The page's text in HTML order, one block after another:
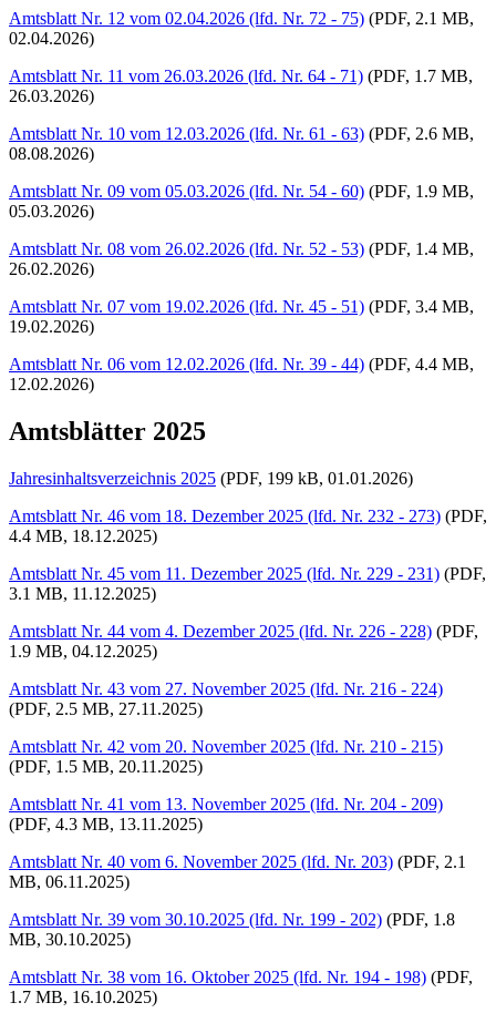
Amtsblatt Nr. 12 vom 02.04.2026 (lfd. Nr. 72 - 75) (PDF, 2.1 MB,
02.04.2026)
Amtsblatt Nr. 11 vom 26.03.2026 (lfd. Nr. 64 - 71) (PDF, 1.7 MB,
26.03.2026)
Amtsblatt Nr. 10 vom 12.03.2026 (lfd. Nr. 61 - 63) (PDF, 2.6 MB,
08.08.2026)
Amtsblatt Nr. 09 vom 05.03.2026 (lfd. Nr. 54 - 60) (PDF, 1.9 MB,
05.03.2026)
Amtsblatt Nr. 08 vom 26.02.2026 (lfd. Nr. 52 - 53) (PDF, 1.4 MB,
26.02.2026)
Amtsblatt Nr. 07 vom 19.02.2026 (lfd. Nr. 45 - 51) (PDF, 3.4 MB,
19.02.2026)
Amtsblatt Nr. 06 vom 12.02.2026 (lfd. Nr. 39 - 44) (PDF, 4.4 MB,
12.02.2026)
Amtsblätter 2025
Jahresinhaltsverzeichnis 2025 (PDF, 199 kB, 01.01.2026)
Amtsblatt Nr. 46 vom 18. Dezember 2025 (lfd. Nr. 232 - 273) (PDF,
4.4 MB, 18.12.2025)
Amtsblatt Nr. 45 vom 11. Dezember 2025 (lfd. Nr. 229 - 231) (PDF,
3.1 MB, 11.12.2025)
Amtsblatt Nr. 44 vom 4. Dezember 2025 (lfd. Nr. 226 - 228) (PDF,
1.9 MB, 04.12.2025)
Amtsblatt Nr. 43 vom 27. November 2025 (lfd. Nr. 216 - 224)
(PDF, 2.5 MB, 27.11.2025)
Amtsblatt Nr. 42 vom 20. November 2025 (lfd. Nr. 210 - 215)
(PDF, 1.5 MB, 20.11.2025)
Amtsblatt Nr. 41 vom 13. November 2025 (lfd. Nr. 204 - 209)
(PDF, 4.3 MB, 13.11.2025)
Amtsblatt Nr. 40 vom 6. November 2025 (lfd. Nr. 203) (PDF, 2.1
MB, 06.11.2025)
Amtsblatt Nr. 39 vom 30.10.2025 (lfd. Nr. 199 - 202) (PDF, 1.8
MB, 30.10.2025)
Amtsblatt Nr. 38 vom 16. Oktober 2025 (lfd. Nr. 194 - 198) (PDF,
1.7 MB, 16.10.2025)